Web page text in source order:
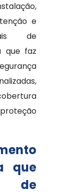
e
de
que faz
que
de